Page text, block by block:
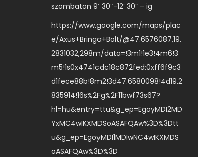
szombaton 9′ 30″-12’ 30” – ig
https://www.google.com/maps/plac
e/Axus+Bringa+Bolt/@47.6576087,19.
2831032,298m/data=!3m1!1e3!4m6!3
m5!1s0x4741cdc18c872fed:0xff6f9c3
d1fece88b!8m2!3d47.6580098!4d19.2
835914!16s%2Fg%2F11bwf73s67?
hl=hu&entry=ttu&g_ep=EgoyMDI2MD
YxMC4wIKXMDSoASAFQAw%3D%3Dtt
u&g_ep=EgoyMDI1MDIwNC4wIKXMDS
oASAFQAw%3D%3D